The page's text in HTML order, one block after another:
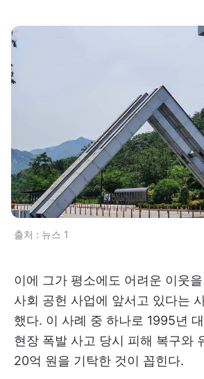
출처 : 뉴스 1
이에 그가 평소에도 어려운 이웃
사회 공헌 사업에 앞서고 있다는
했다. 이 사례 중 하나로 1995년
현장 폭발 사고 당시 피해 복구와
20억 원을 기탁한 것이 꼽힌다.